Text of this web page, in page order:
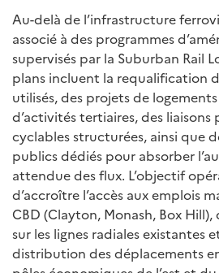
Au-delà de l’infrastructure
associé à des programmes
supervisés par la Suburban Rail
plans incluent la requalification
utilisés, des projets de
d’activités tertiaires, des liaisons
cyclables structurées, ainsi que
publics dédiés pour absorber
attendue des flux. L’objectif
d’accroître l’accès aux emplois
CBD (Clayton, Monash, Box
sur les lignes radiales existantes
distribution des déplacements